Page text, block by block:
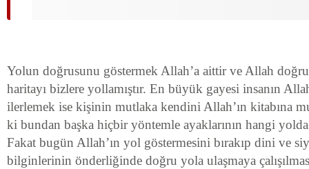
Yolun doğrusunu göstermek Allah’a aittir ve Allah
haritayı bizlere yollamıştır. En büyük gayesi insanın
ilerlemek ise kişinin mutlaka kendini Allah’ın kitabına
ki bundan başka hiçbir yöntemle ayaklarının hangi
Fakat bugün Allah’ın yol göstermesini bırakıp dini ve
bilginlerinin önderliğinde doğru yola ulaşmaya